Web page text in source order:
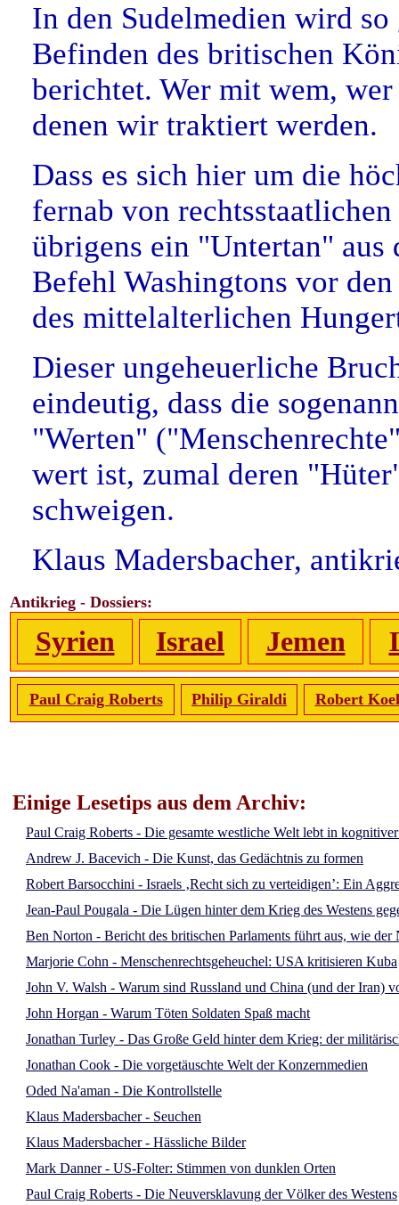
In den Sudelmedien wird
Befinden des britischen
berichtet. Wer mit wem,
denen wir traktiert werden.
Dass es sich hier um die
fernab von
übrigens ein "Untertan"
Befehl Washingtons vor
des mittelalterlichen
Dieser ungeheuerliche
eindeutig, dass die
"Werten"
wert ist, zumal deren
schweigen.
Klaus Madersbacher,
Antikrieg - Dossiers:
Syrien Israel Jemen
Paul Craig Roberts Philip Giraldi Robert
Einige Lesetips aus dem Archiv:
Paul Craig Roberts - Die gesamte westliche Welt lebt in
Andrew J. Bacevich - Die Kunst, das Gedächtnis zu formen
Robert Barsocchini - Israels ‚Recht sich zu verteidigen’: Ein
Jean-Paul Pougala - Die Lügen hinter dem Krieg des Westens
Ben Norton - Bericht des britischen Parlaments führt aus, wie
Marjorie Cohn - Menschenrechtsgeheuchel: USA kritisieren Kuba
John V. Walsh - Warum sind Russland und China (und der Iran)
John Horgan - Warum Töten Soldaten Spaß macht
Jonathan Turley - Das Große Geld hinter dem Krieg: der
Jonathan Cook - Die vorgetäuschte Welt der Konzernmedien
Oded Na'aman - Die Kontrollstelle
Klaus Madersbacher - Seuchen
Klaus Madersbacher - Hässliche Bilder
Mark Danner - US-Folter: Stimmen von dunklen Orten
Paul Craig Roberts - Die Neuversklavung der Völker des Westens